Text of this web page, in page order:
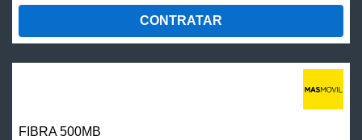
CONTRATAR
FIBRA500MB